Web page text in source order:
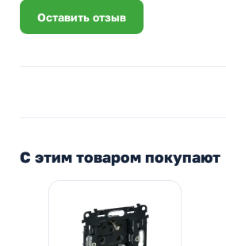
Оставить отзыв
С этим товаром покупают